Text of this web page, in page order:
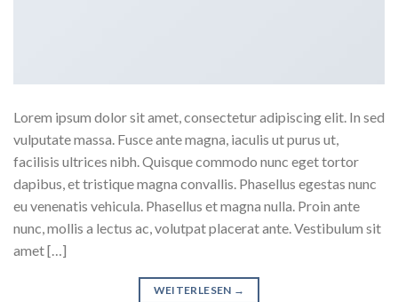
Lorem ipsum dolor sit amet, consectetur adipiscing elit. In sed
vulputate massa. Fusce ante magna, iaculis ut purus ut,
facilisis ultrices nibh. Quisque commodo nunc eget tortor
dapibus, et tristique magna convallis. Phasellus egestas nunc
eu venenatis vehicula. Phasellus et magna nulla. Proin ante
nunc, mollis a lectus ac, volutpat placerat ante. Vestibulum sit
amet […]
WEITERLESEN →